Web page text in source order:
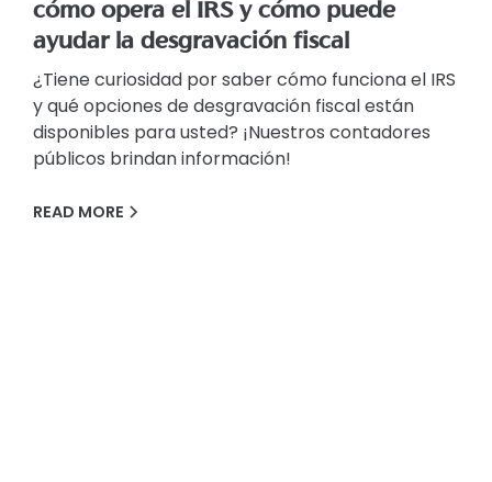
cómo opera el IRS y cómo puede
ayudar la desgravación fiscal
¿Tiene curiosidad por saber cómo funciona el IRS
y qué opciones de desgravación fiscal están
disponibles para usted? ¡Nuestros contadores
públicos brindan información!
READ MORE